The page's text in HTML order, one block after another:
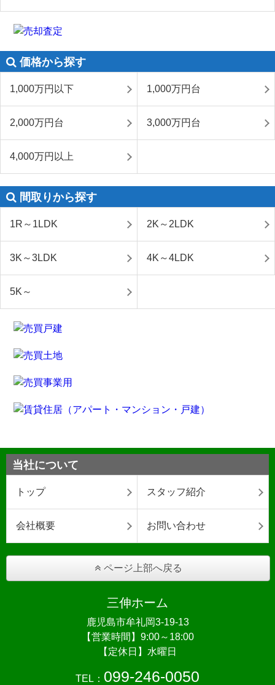
価格から探す
1,000万円以下 1,000万円台
2,000万円台 3,000万円台
4,000万円以上
間取りから探す
1R～1LDK 2K～2LDK
3K～3LDK 4K～4LDK
5K～
当社について
トップ スタッフ紹介
会社概要 お問い合わせ
ページ上部へ戻る
三伸ホーム
鹿児島市牟礼岡3-19-13
【営業時間】9:00～18:00
【定休日】水曜日
TEL： 099-246-0050